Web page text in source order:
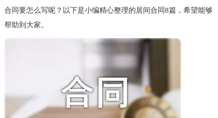
合同要怎么写呢？以下是小编精心整理的居间合同8篇，希望能够
帮助到大家。